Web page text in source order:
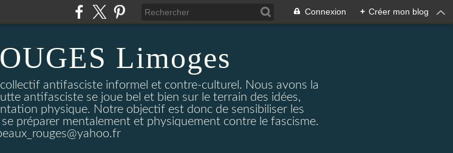
Connexion + Créer mon blog
Limoges
antifasciste informel et contre-culturel. Nous avons la
antifasciste se joue bel et bien sur le terrain des idées,
physique. Notre objectif est donc de sensibiliser les
préparer mentalement et physiquement contre le fascisme.